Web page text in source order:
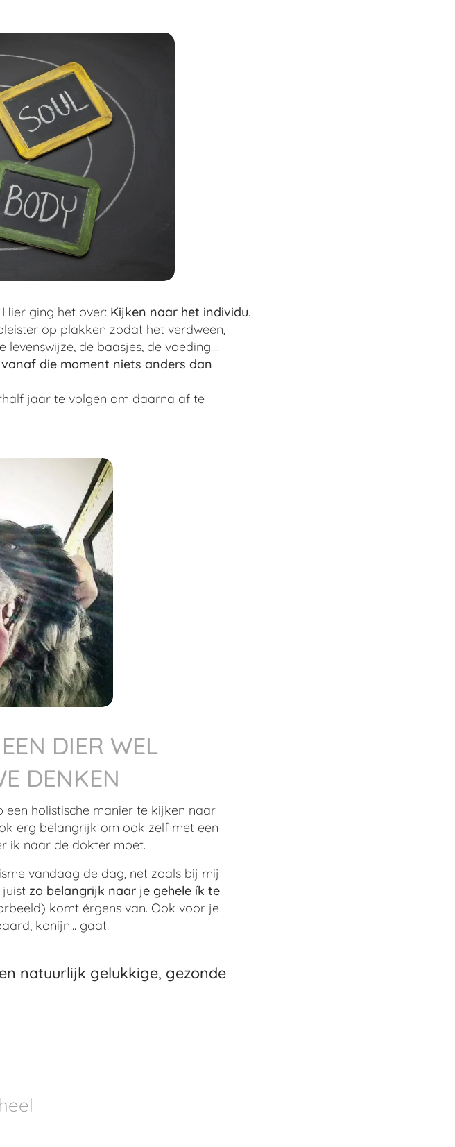
ging het over: Kijken naar het individu.
op plakken zodat het verdween,
de baasjes, de voeding....
die moment niets anders dan
jaar te volgen om daarna af te
DIER WEL
DENKEN
holistische manier te kijken naar
erg belangrijk om ook zelf met een
ik naar de dokter moet.
vandaag de dag, net zoals bij mij
juist zo belangrijk naar je gehele ík te
komt érgens van. Ook voor je
konijn... gaat.
natuurlijk gelukkige, gezonde